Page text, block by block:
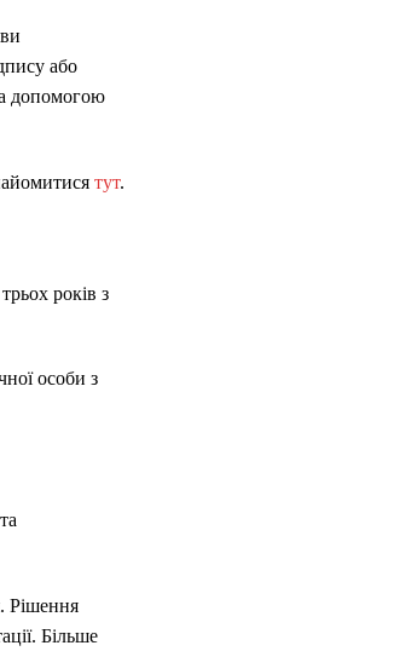
або
допомогою
тут.
років з
особи з
Рішення
Більше